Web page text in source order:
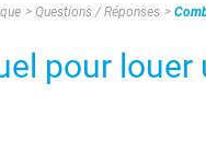
Questions / Réponses
pour